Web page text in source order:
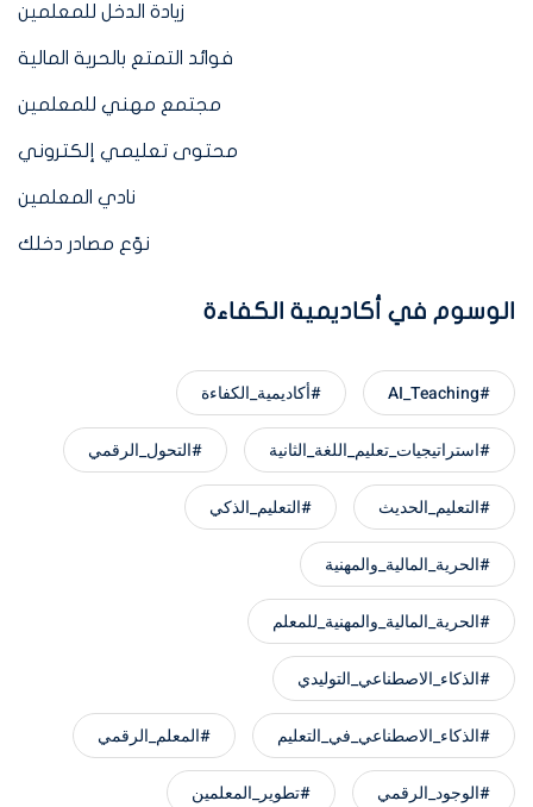
زيادة الدخل للمعلمين
فوائد التمتع بالحرية المالية
مجتمع مهني للمعلمين
محتوى تعليمي إلكتروني
نادي المعلمين
نوّع مصادر دخلك
الوسوم في أكاديمية الكفاءة
#AI_Teaching #أكاديمية_الكفاءة
#استراتيجيات_تعليم_اللغة_الثانية #التحول_الرقمي
#التعليم_الحديث #التعليم_الذكي
#الحرية_المالية_والمهنية
#الحرية_المالية_والمهنية_للمعلم
#الذكاء_الاصطناعي_التوليدي
#الذكاء_الاصطناعي_في_التعليم #المعلم_الرقمي
#الوجود_الرقمي #تطوير_المعلمين